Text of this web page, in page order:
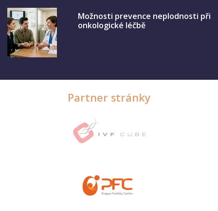
Možnosti prevence neplodnosti při
onkologické léčbě
Partner stránky